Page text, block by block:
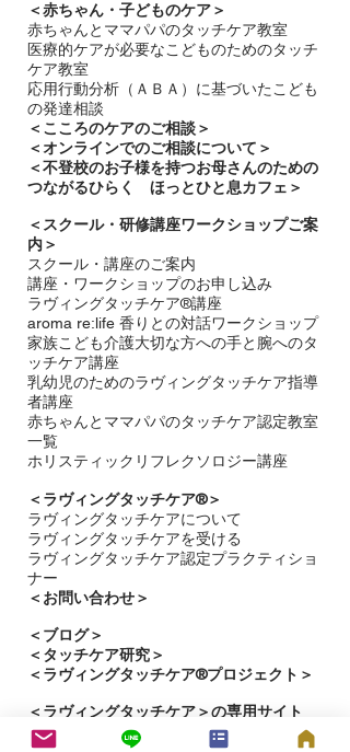
＜赤ちゃん・子どものケア＞
​赤ちゃんとママパパのタッチケア教室
医療的ケアが必要なこどものためのタッチ
ケア教室
応用行動分析（ＡＢＡ）に基づいたこども
の発達相談
＜ こころのケアのご相談＞
＜オンラインでのご相談について＞
＜不登校のお子様を持つお母さんのための
つながるひらく ほっとひと息カフェ＞
＜ スクール・研修講座ワークショップご案
内＞
スクール・講座のご案内
講座・ワークショップのお申し込み
ラヴィングタッチケア®講座
aroma re:life 香りとの対話ワークショップ
​家族こども介護大切な方への手と腕へのタ
ッチケア講座
乳幼児のためのラヴィングタッチケア指導
者講座
赤ちゃんとママパパのタッチケア認定教室
一覧
ホリスティックリフレクソロジー講座
＜ラヴィングタッチケア®︎＞
ラヴィングタッチケアについて
ラヴィングタッチケアを受ける​
ラヴィングタッチケア認定プラクティショ
ナー
＜お問い合わせ＞
＜​ ブログ＞
＜タッチケア研究＞
＜ラヴィングタッチケア®プロジェクト＞
＜ラヴィングタッチケア＞の専用サイト